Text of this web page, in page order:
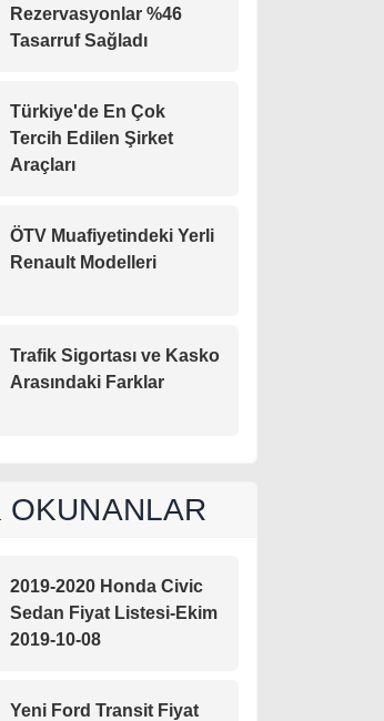
Rezervasyonlar %46
Tasarruf Sağladı
Türkiye'de En Çok
Tercih Edilen Şirket
Araçları
ÖTV Muafiyetindeki Yerli
Renault Modelleri
Trafik Sigortası ve Kasko
Arasındaki Farklar
OKUNANLAR
2019-2020 Honda Civic
Sedan Fiyat Listesi-Ekim
2019-10-08
Yeni Ford Transit Fiyat